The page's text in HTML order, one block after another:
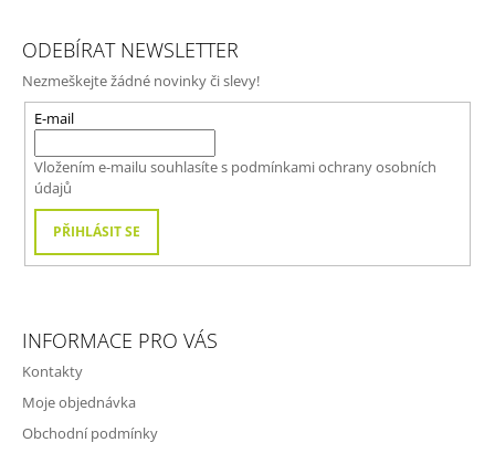
ODEBÍRAT NEWSLETTER
Nezmeškejte žádné novinky či slevy!
E-mail
Vložením e-mailu souhlasíte s podmínkami ochrany osobních
údajů
PŘIHLÁSIT SE
INFORMACE PRO VÁS
Kontakty
Moje objednávka
Obchodní podmínky